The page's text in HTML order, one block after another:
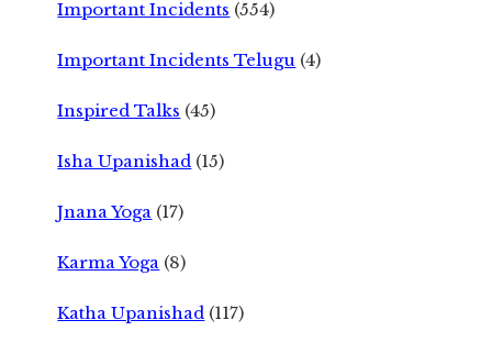
Important Incidents (554)
Important Incidents Telugu (4)
Inspired Talks (45)
Isha Upanishad (15)
Jnana Yoga (17)
Karma Yoga (8)
Katha Upanishad (117)